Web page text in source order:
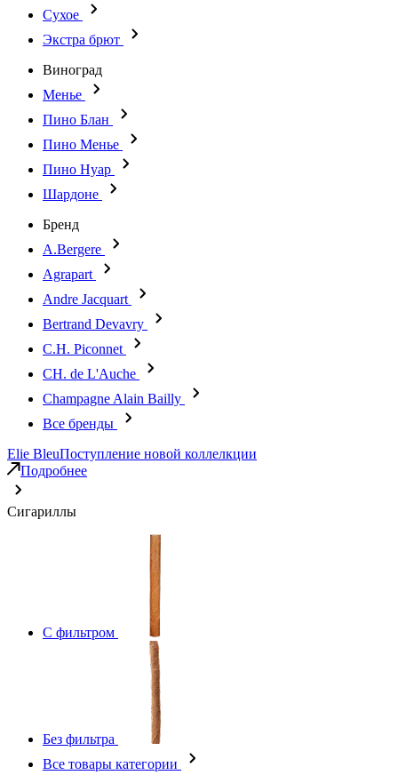
Сухое
Экстра брют
Виноград
Менье
Пино Блан
Пино Менье
Пино Нуар
Шардоне
Бренд
A.Bergere
Agrapart
Andre Jacquart
Bertrand Devavry
C.H. Piconnet
CH. de L'Auche
Champagne Alain Bailly
Все бренды
Elie BleuПоступление новой коллелкции
Подробнее
Сигариллы
С фильтром
Без фильтра
Все товары категории